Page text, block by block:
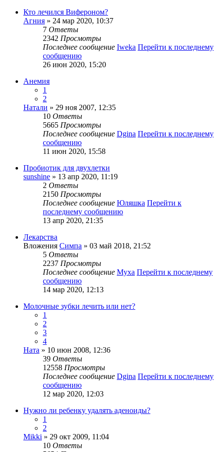
Кто лечился Вифероном?
Агния » 24 мар 2020, 10:37
7 Ответы
2342 Просмотры
Последнее сообщение Iweka Перейти к последнему
сообщению
26 июн 2020, 15:20
Анемия
1
2
Натали » 29 ноя 2007, 12:35
10 Ответы
5665 Просмотры
Последнее сообщение Dgina Перейти к последнему
сообщению
11 июн 2020, 15:58
Пробиотик для двухлетки
sunshine » 13 апр 2020, 11:19
2 Ответы
2150 Просмотры
Последнее сообщение Юляшка Перейти к
последнему сообщению
13 апр 2020, 21:35
Лекарства
Вложения Симпа » 03 май 2018, 21:52
5 Ответы
2237 Просмотры
Последнее сообщение Муха Перейти к последнему
сообщению
14 мар 2020, 12:13
Молочные зубки лечить или нет?
1
2
3
4
Ната » 10 июн 2008, 12:36
39 Ответы
12558 Просмотры
Последнее сообщение Dgina Перейти к последнему
сообщению
12 мар 2020, 12:03
Нужно ли ребенку удалять аденоиды?
1
2
Mikki » 29 окт 2009, 11:04
10 Ответы